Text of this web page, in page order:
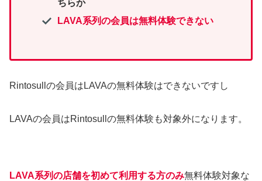
ちらか
LAVA系列の会員は無料体験できない
Rintosullの会員はLAVAの無料体験はできないですし
LAVAの会員はRintosullの無料体験も対象外になります。
LAVA系列の店舗を初めて利用する方のみ無料体験対象な